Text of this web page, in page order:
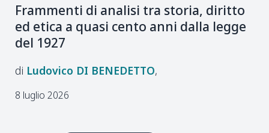
Frammenti di analisi tra storia, diritto
ed etica a quasi cento anni dalla legge
del 1927
Ludovico DI BENEDETTO
8 luglio 2026